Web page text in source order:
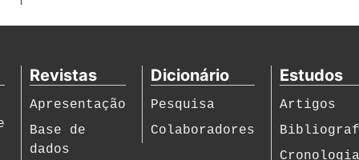
Revistas
Apresentação
Base de
dados
Dicionário
Pesquisa
Colaboradores
Estudos
Artigos